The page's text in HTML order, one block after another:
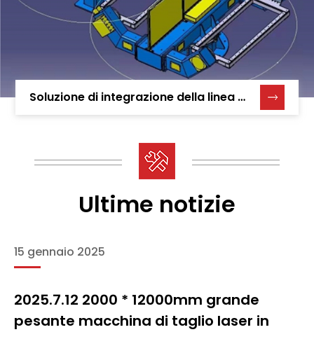
Soluzione di integrazione della linea di saldatura automatizzata
Ultime notizie
15 gennaio 2025
2025.7.12 2000 * 12000mm grande
pesante macchina di taglio laser in